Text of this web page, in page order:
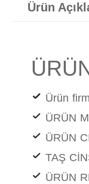
Ürün
Ürün
ÜRÜN
ÜRÜN
TAŞ
ÜRÜN